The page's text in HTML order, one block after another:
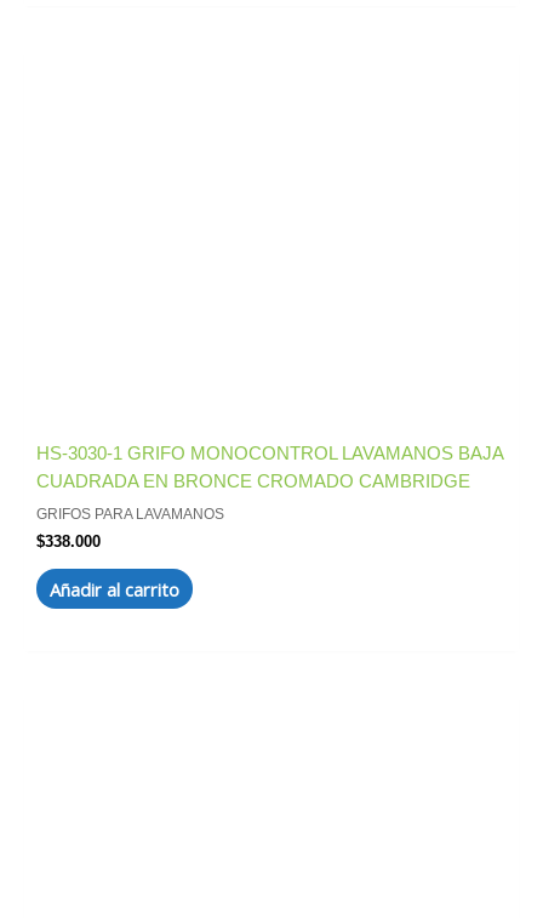
HS-3030-1 GRIFO MONOCONTROL LAVAMANOS BAJA
CUADRADA EN BRONCE CROMADO CAMBRIDGE
GRIFOS PARA LAVAMANOS
$338.000
Añadir al carrito